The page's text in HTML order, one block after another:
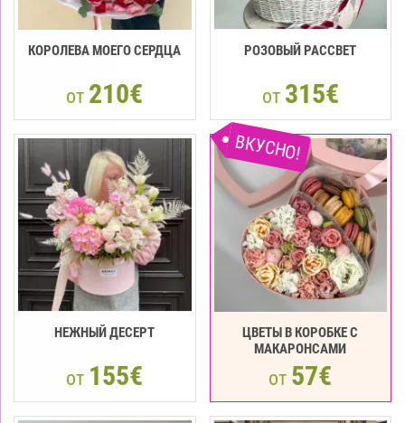
КОРОЛЕВА МОЕГО СЕРДЦА
от 210€
РОЗОВЫЙ РАССВЕТ
от 315€
НЕЖНЫЙ ДЕСЕРТ
от 155€
ВКУСНО!
ЦВЕТЫ В КОРОБКЕ С
МАКАРОНСАМИ
от 57€